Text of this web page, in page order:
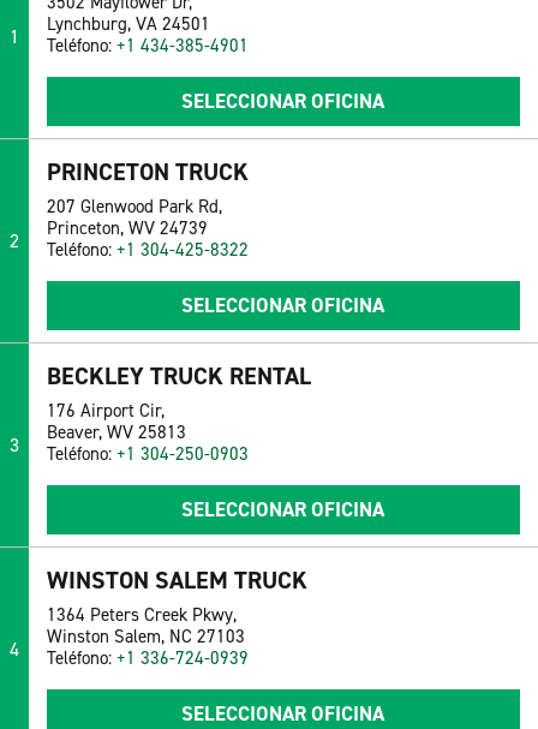
1
Lynchburg, VA 24501
Teléfono: +1 434-385-4901
SELECCIONAR OFICINA
2
PRINCETON TRUCK
207 Glenwood Park Rd,
Princeton, WV 24739
Teléfono: +1 304-425-8322
SELECCIONAR OFICINA
3
BECKLEY TRUCK RENTAL
176 Airport Cir,
Beaver, WV 25813
Teléfono: +1 304-250-0903
SELECCIONAR OFICINA
4
WINSTON SALEM TRUCK
1364 Peters Creek Pkwy,
Winston Salem, NC 27103
Teléfono: +1 336-724-0939
SELECCIONAR OFICINA